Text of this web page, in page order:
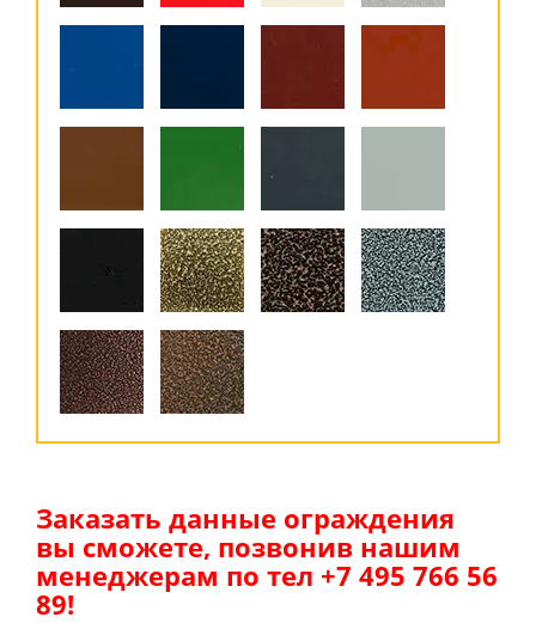
Заказать данные ограждения
вы сможете, позвонив нашим
менеджерам по тел +7 495 766 56
89!